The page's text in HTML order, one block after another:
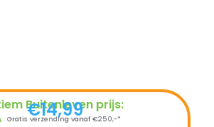
Buitenleven prijs:
€14,99
Gratis verzending vanaf €250,-*